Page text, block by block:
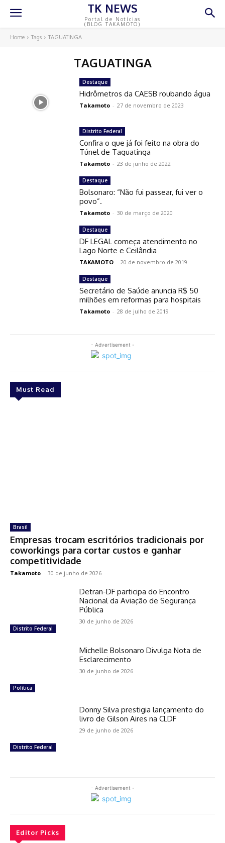
TK NEWS
Portal de Notícias
(BLOG TAKAMOTO)
Home Tags TAGUATINGA
TAGUATINGA
- Advertisement -
Must Read
Brasil
Empresas trocam escritórios tradicionais por
coworkings para cortar custos e ganhar
competitividade
Takamoto - 30 de junho de 2026
Distrito Federal
Detran-DF participa do Encontro
Nacional da Aviação de Segurança
Pública
30 de junho de 2026
Política
Michelle Bolsonaro Divulga Nota de
Esclarecimento
30 de junho de 2026
Distrito Federal
Donny Silva prestigia lançamento do
livro de Gilson Aires na CLDF
29 de junho de 2026
Destaque
Hidrômetros da CAESB roubando água
Takamoto - 27 de novembro de 2023
Distrito Federal
Confira o que já foi feito na obra do
Túnel de Taguatinga
Takamoto - 23 de junho de 2022
Destaque
Bolsonaro: “Não fui passear, fui ver o
povo”.
Takamoto - 30 de março de 2020
Destaque
DF LEGAL começa atendimento no
Lago Norte e Ceilândia
TAKAMOTO - 20 de novembro de 2019
Destaque
Secretário de Saúde anuncia R$ 50
milhões em reformas para hospitais
Takamoto - 28 de julho de 2019
- Advertisement -
Editor Picks